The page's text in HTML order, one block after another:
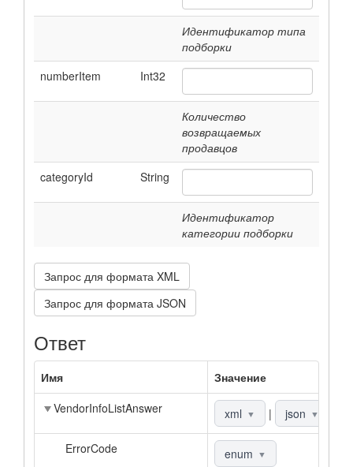
Идентификатор типа
подборки
numberItem
Int32
Количество
возвращаемых
продавцов
categoryId
String
Идентификатор
категории подборки
Запрос для формата XML
Запрос для формата JSON
Ответ
Имя Значение
VendorInfoListAnswer
xml ▼ | json ▼
ErrorCode enum ▼